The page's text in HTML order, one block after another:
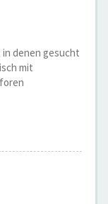
in denen gesucht
mit